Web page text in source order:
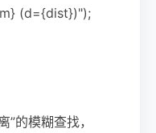
(d={dist})");
的模糊查找，